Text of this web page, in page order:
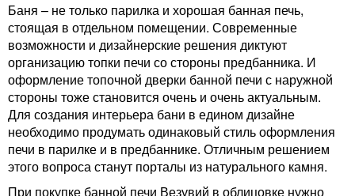
Баня – не только парилка и хорошая банная печь,
стоящая в отдельном помещении. Современные
возможности и дизайнерские решения диктуют
организацию топки печи со стороны предбанника. И
оформление топочной дверки банной печи с наружной
стороны тоже становится очень и очень актуальным.
Для создания интерьера бани в едином дизайне
необходимо продумать одинаковый стиль оформления
печи в парилке и в предбаннике. Отличным решением
этого вопроса станут порталы из натурального камня.
При покупке банной печи Везувий в облицовке нужно